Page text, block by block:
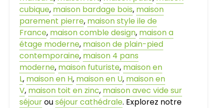
cubique, maison bardage bois, maison
parement pierre, maison style ile de
France, maison comble design, maison a
étage moderne, maison de plain-pied
contemporaine, maison 4 pans
moderne, maison futuriste, maison en
L, maison en H, maison en U, maison en
V, maison toit en zinc, maison avec vide sur
séjourouséjour cathédrale. Explorez notre